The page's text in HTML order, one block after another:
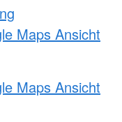
Maps Ansicht
Maps Ansicht